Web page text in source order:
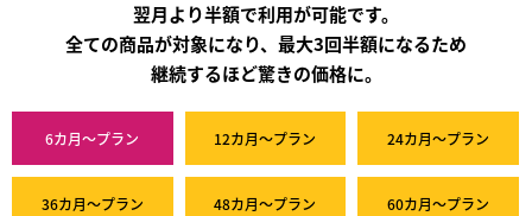
翌月より半額で利用が可能です。
全ての商品が対象になり、最大3回半額になるため
継続するほど驚きの価格に。
6カ月～プラン 12カ月～プラン 24カ月～プラン
36カ月～プラン 48カ月～プラン 60カ月～プラン